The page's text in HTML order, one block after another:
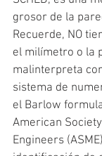
grosor de la
Recuerde, NO
el milímetro o la
malinterpreta
sistema de
el Barlow
American
Engineers